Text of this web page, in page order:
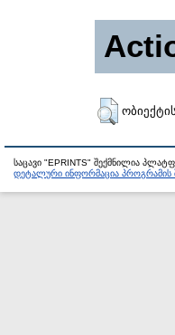
საცავი "EPRINTS" შექმნილია
დეტალური ინფორმაცია პროგრამის